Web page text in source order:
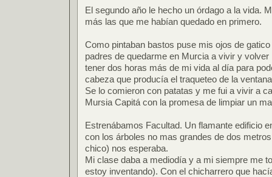
El segundo año le hecho un órdago a la vida.
más las que me habían quedado en primero.
Como pintaban bastos puse mis ojos de
padres de quedarme en Murcia a vivir y
tener dos horas más de mi vida al día para
cabeza que producía el traqueteo de la
Se lo comieron con patatas y me fui a vivir a
Mursia Capitá con la promesa de limpiar un
Estrenábamos Facultad. Un flamante edificio
con los árboles no mas grandes de dos
chico) nos esperaba.
Mi clase daba a mediodía y a mi siempre me
estoy inventando). Con el chicharrero que